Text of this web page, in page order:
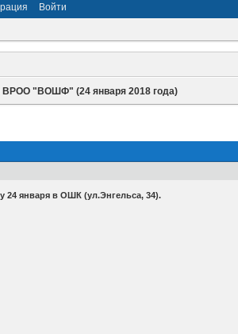
Войти
ВРОО "ВОШФ" (24 января 2018 года)
24 января в ОШК (ул.Энгельса, 34).